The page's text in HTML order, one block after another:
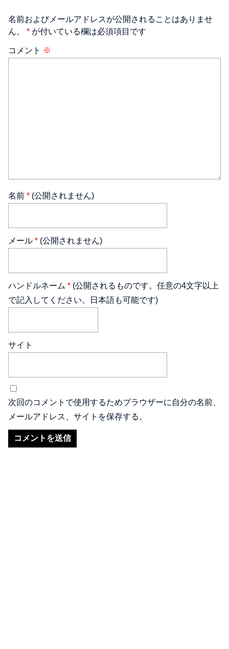
名前およびメールアドレスが公開されることはありませ
ん。 * が付いている欄は必須項目です
コメント ※
名前 * (公開されません)
メール * (公開されません)
ハンドルネーム * (公開されるものです。任意の4文字以上
で記入してください。日本語も可能です)
サイト
次回のコメントで使用するためブラウザーに自分の名前、
メールアドレス、サイトを保存する。